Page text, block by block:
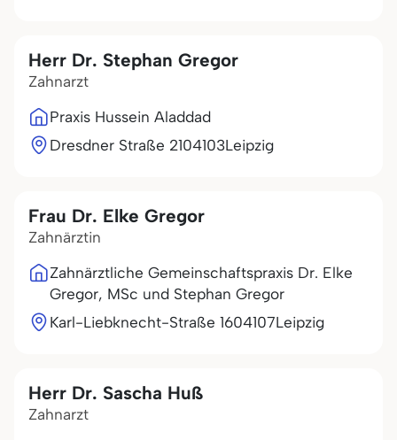
Herr Dr. Stephan Gregor
Zahnarzt
Praxis Hussein Aladdad
Dresdner Straße 2104103Leipzig
Frau Dr. Elke Gregor
Zahnärztin
Zahnärztliche Gemeinschaftspraxis Dr. Elke
Gregor, MSc und Stephan Gregor
Karl-Liebknecht-Straße 1604107Leipzig
Herr Dr. Sascha Huß
Zahnarzt